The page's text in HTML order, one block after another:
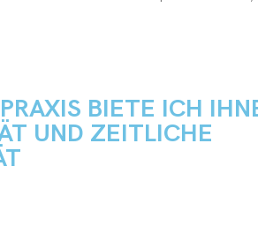
BIETE ICH
UND ZEITLICHE